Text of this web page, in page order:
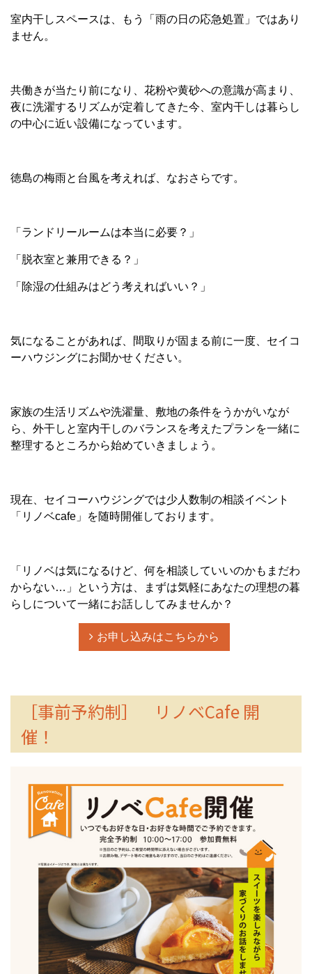
室内干しスペースは、もう「雨の日の応急処置」ではあり
ません。
共働きが当たり前になり、花粉や黄砂への意識が高まり、
夜に洗濯するリズムが定着してきた今、室内干しは暮らし
の中心に近い設備になっています。
徳島の梅雨と台風を考えれば、なおさらです。
「ランドリールームは本当に必要？」
「脱衣室と兼用できる？」
「除湿の仕組みはどう考えればいい？」
気になることがあれば、間取りが固まる前に一度、セイコ
ーハウジングにお聞かせください。
家族の生活リズムや洗濯量、敷地の条件をうかがいなが
ら、外干しと室内干しのバランスを考えたプランを一緒に
整理するところから始めていきましょう。
現在、セイコーハウジングでは少人数制の相談イベント
「リノベcafe」を随時開催しております。
「リノベは気になるけど、何を相談していいのかもまだわ
からない…」という方は、まずは気軽にあなたの理想の暮
らしについて一緒にお話ししてみませんか？
お申し込みはこちらから
［事前予約制］ リノベCafe 開
催！